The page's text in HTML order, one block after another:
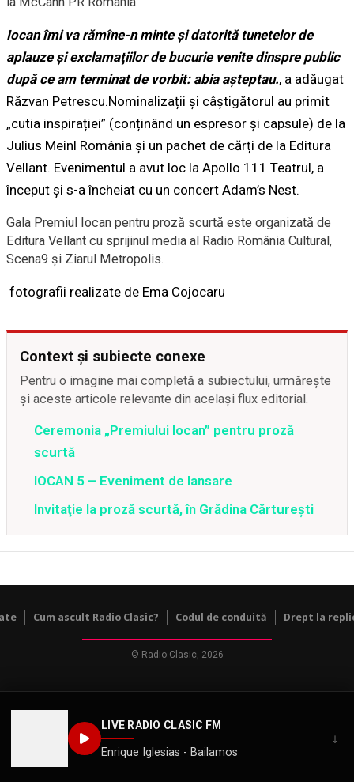
LIVE RADIO CLASIC FM
Enrique Iglesias - Bailamos
↓
Iocan îmi va rămîne-n minte şi datorită tunetelor de
aplauze şi exclamaţiilor de bucurie venite dinspre public
după ce am terminat de vorbit: abia aşteptau., a adăugat
Răzvan Petrescu.Nominalizații și câștigătorul au primit
„cutia inspirației” (conținând un espresor și capsule) de la
Julius Meinl România​ și un pachet de cărți de la Editura
Vellant. Evenimentul a avut loc la Apollo 111 Teatrul, a
început și s-a încheiat cu un concert Adam’s Nest.
Gala Premiul Iocan pentru proză scurtă este organizată de
Editura Vellant cu sprijinul media al Radio România Cultural,
Scena9 și Ziarul Metropolis.
fotografii realizate de Ema Cojocaru
Context și subiecte conexe
Pentru o imagine mai completă a subiectului, urmărește
și aceste articole relevante din același flux editorial.
Ceremonia „Premiului Iocan” pentru proză
scurtă
IOCAN 5 – Eveniment de lansare
Invitaţie la proză scurtă, în Grădina Cărtureşti
Cum ascult Radio Clasic? Codul de conduită Drept la
© Radio Clasic, 2026